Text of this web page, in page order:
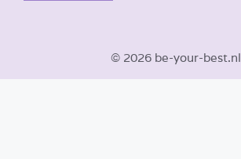
© 2026 be-your-best.nl